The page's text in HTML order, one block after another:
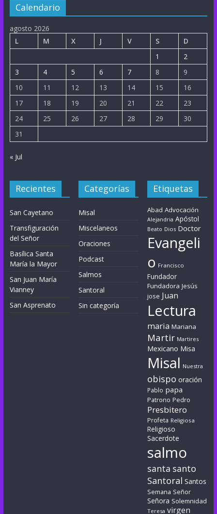
Calendario
agosto 2026
L
M X J V S
D
1
2
3
4 5 6 7 8
9
10
11 12 13 14 15
16
17
18 19 20 21 22
23
24
25 26 27 28 29
30
31
« Jul
Recientes
San Cayetano
Transfiguración
del Señor
Basílica Santa
María la Mayor
San Juan María
Vianney
San Asprenato
Categorías
Misal
Miscelaneos
Oraciones
Podcast
Salmos
Santoral
Sin categoría
Etiquetas
Abad Advocación
Alejandria Apóstol
Beato Dios Doctor
Evangeli
o Francisco
Fundador
Fundadora Jesús
jose Juan
Lectura
maria Mariana
Martir Martires
Mexicano Misa
Misal Nuestra
obispo oración
Pablo papa
Patrono Pedro
Presbitero
Profeta Religiosa
Religioso
Sacerdote
salmo
santa santo
Santoral Santos
Semana Señor
Señora Solemnidad
Teresa virgen